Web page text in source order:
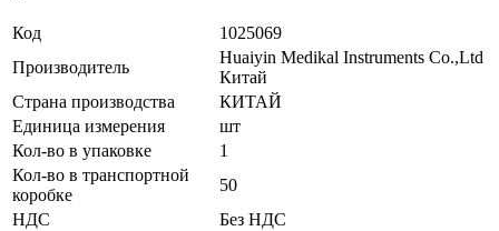
Код
1025069
Производитель
Huaiyin Medikal Instruments Co.,Ltd
Китай
Страна производства
КИТАЙ
Единица измерения
шт
Кол-во в упаковке
1
Кол-во в транспортной
коробке
50
НДС
Без НДС